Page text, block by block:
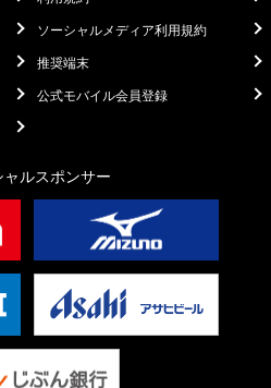
ソーシャルメディア利用規約
推奨端末
公式モバイル会員登録
ルスポンサー